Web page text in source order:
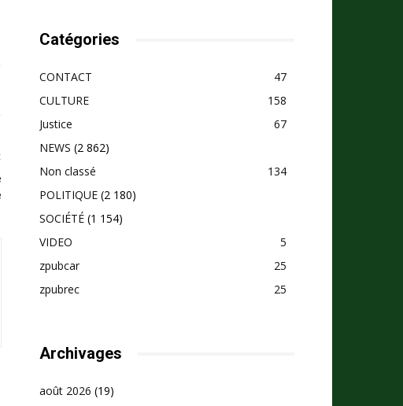
Catégories
CONTACT
47
CULTURE
158
Justice
67
NEWS (2 862)
Non classé
134
POLITIQUE (2 180)
SOCIÉTÉ (1 154)
VIDEO
5
zpubcar
25
zpubrec
25
Archivages
août 2026 (19)